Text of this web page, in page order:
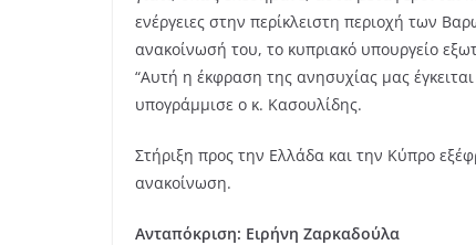
ενέργειες στην περίκλειστη περιοχή των
ανακοίνωσή του, το κυπριακό υπουργείο
“Αυτή η έκφραση της ανησυχίας μας έγκειται
υπογράμμισε ο κ. Κασουλίδης.
Στήριξη προς την Ελλάδα και την Κύπρο
ανακοίνωση.
Ανταπόκριση: Ειρήνη Ζαρκαδούλα